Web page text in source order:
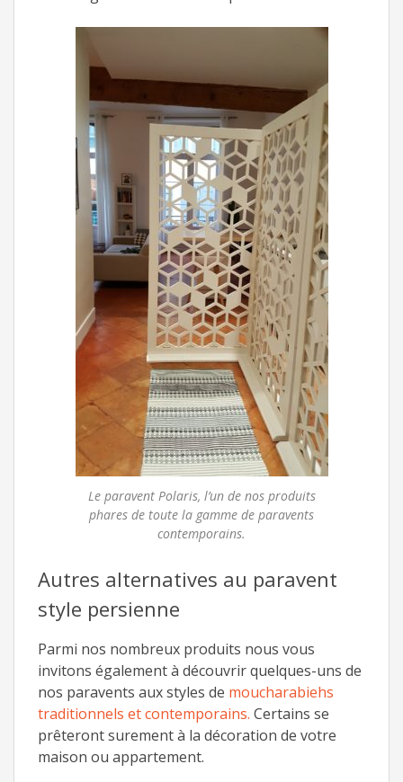
Le paravent Polaris, l’un de nos produits
phares de toute la gamme de paravents
contemporains.
Autres alternatives au paravent
style persienne
Parmi nos nombreux produits nous vous
invitons également à découvrir quelques-uns de
nos paravents aux styles de moucharabiehs
traditionnels et contemporains. Certains se
prêteront surement à la décoration de votre
maison ou appartement.